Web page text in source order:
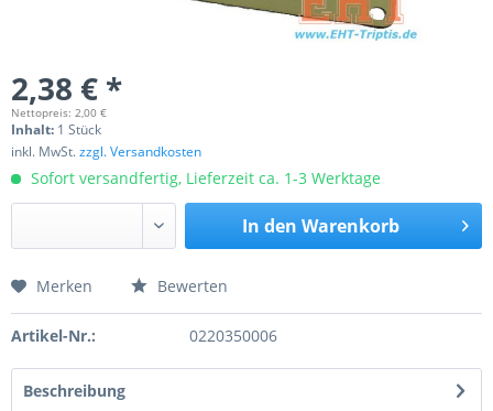
2,38 € *
Nettopreis: 2,00 €
Inhalt: 1 Stück
inkl. MwSt.zzgl. Versandkosten
Sofort versandfertig, Lieferzeit ca. 1-3 Werktage
In den Warenkorb
Preis anfragen
Merken Bewerten
Artikel-Nr.: 0220350006
Beschreibung